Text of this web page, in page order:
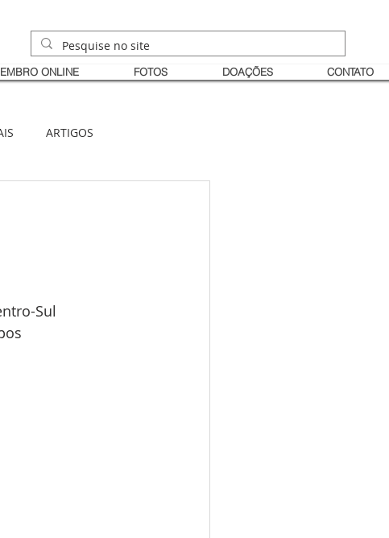
ONLINE FOTOS DOAÇÕES CONTATO
ARTIGOS
Sul